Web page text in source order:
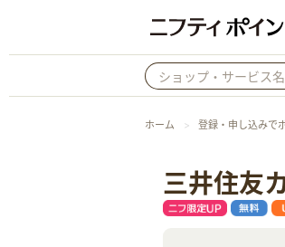
ホーム 登録・申し込みで
三井住友